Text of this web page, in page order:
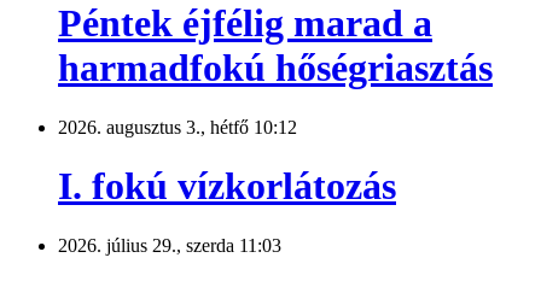
Péntek éjfélig marad a
harmadfokú hőségriasztás
2026. augusztus 3., hétfő 10:12
I. fokú vízkorlátozás
2026. július 29., szerda 11:03